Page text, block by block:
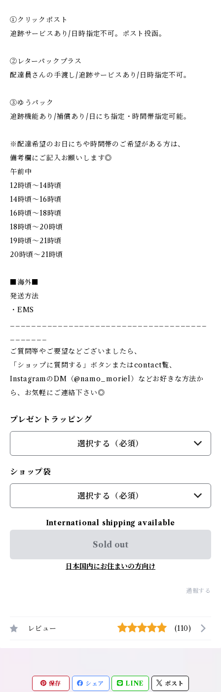
①クリックポスト
追跡サービスあり/日時指定不可。ポスト投函。
②レターパックプラス
配達員さんの手渡し/追跡サービスあり/日時指定不可。
③ゆうパック
追跡機能あり/補償あり/日にち指定・時間帯指定可能。
※配達希望のお日にちや時間帯のご希望がある方は、
備考欄にご記入お願いします◎
午前中
12時頃～14時頃
14時頃～16時頃
16時頃～18時頃
18時頃～20時頃
19時頃～21時頃
20時頃～21時頃
■海外■
発送方法
・EMS
ご質問等やご要望などございましたら、
「ショップに質問する」ボタンまたはcontact覧、
InstagramのDM（@namo_moriel）などお好きな方法か
ら、お気軽にご連絡下さい◎
プレゼントラッピング
選択する（必須）
ショップ袋
選択する（必須）
International shipping available
Sold out
日本国内にお住まいの方向け
通報する
レビュー (110)
保存 シェア LINE ポスト